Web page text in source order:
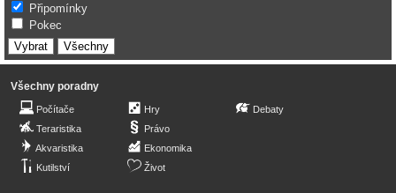
Připomínky
Pokec
Všechny poradny
Počítače
Teraristika
Akvaristika
Kutilství
Hry
Právo
Ekonomika
Život
Debaty